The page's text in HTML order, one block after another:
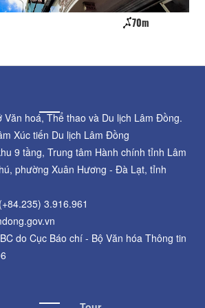
70m
Văn hoá, Thể thao và Du lịch Lâm Đồng.
Xúc tiến Du lịch Lâm Đồng
9 tầng, Trung tâm Hành chính tỉnh Lâm
phường Xuân Hương - Đà Lạt, tỉnh
3.916.961
do Cục Báo chí - Bộ Văn hóa Thông tin